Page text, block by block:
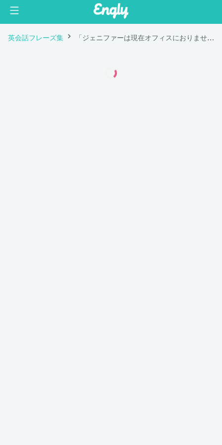
英会話フレーズ集 「ジェニファーは現在オフィスにおりません。」は英語で "Jennifer is not in the office now."